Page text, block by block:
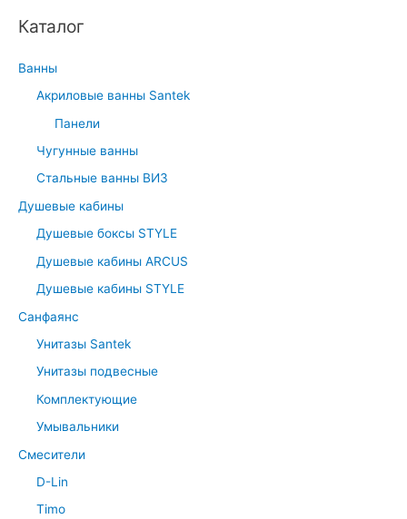
Каталог
Ванны
Акриловые ванны Santek
Панели
Чугунные ванны
Стальные ванны ВИЗ
Душевые кабины
Душевые боксы STYLE
Душевые кабины ARCUS
Душевые кабины STYLE
Санфаянс
Унитазы Santek
Унитазы подвесные
Комплектующие
Умывальники
Смесители
D-Lin
Timo